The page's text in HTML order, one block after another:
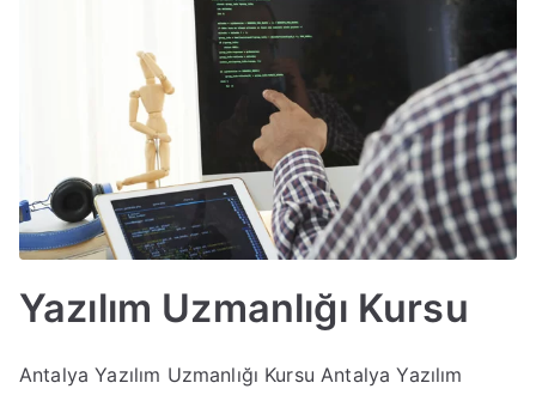
Yazılım Uzmanlığı Kursu
Antalya Yazılım Uzmanlığı Kursu Antalya Yazılım